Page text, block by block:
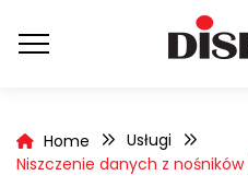
Home
Usługi
Niszczenie danych z